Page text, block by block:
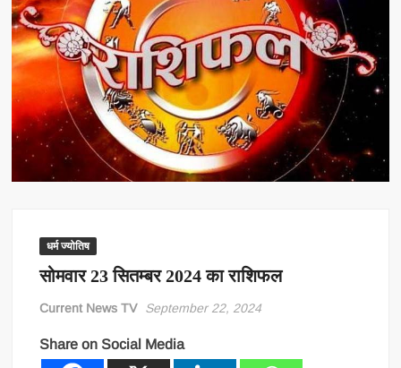
NEET के बाद अभिजीत दीपके का नया ऐलान, अब इस मुद्दे को पूरे देश में उठाने की
तैयारी
Aaj Ka Rashifal 7 August 2026: मेष से मीन तक जानें आज का राशिफल, किस
राशि को मिलेगा धन लाभ और किसे रहना होगा सतर्क
विकसित मध्यप्रदेश-2047’ की वित्तीय रूपरेखा तैयार
छत्तीसगढ़ की दो खिलाड़ी भारतीय महिला जूनियर हॉकी टीम में, चीन में होने वाले एशिया
कप में दिखाएंगी दम
धर्म ज्योतिष
सोमवार 23 सितम्बर 2024 का राशिफल
Current News TV September 22, 2024
Share on Social Media